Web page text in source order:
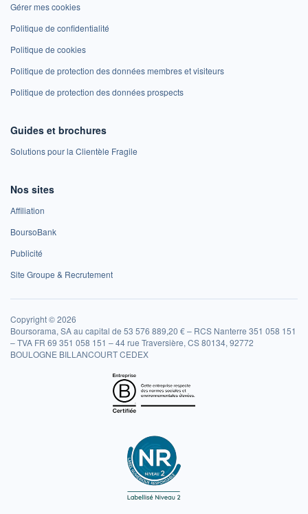
Gérer mes cookies
Politique de confidentialité
Politique de cookies
Politique de protection des données membres et visiteurs
Politique de protection des données prospects
Guides et brochures
Solutions pour la Clientèle Fragile
Nos sites
Affiliation
BoursoBank
Publicité
Site Groupe & Recrutement
Copyright © 2026
Boursorama, SA au capital de 53 576 889,20 € – RCS Nanterre 351 058 151
– TVA FR 69 351 058 151 – 44 rue Traversière, CS 80134, 92772
BOULOGNE BILLANCOURT CEDEX